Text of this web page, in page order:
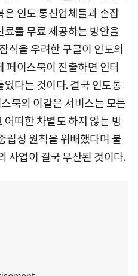
인도 통신업체들과 손잡
를 무료 제공하는 방안을
식을 우려한 구글이 인도의
페이스북이 진출하면 인터
다는 것이다. 결국 인도통
북의 이같은 서비스는 모든
떠한 차별도 하지 않는 방
립성 원칙을 위배했다며 불
사업이 결국 무산된 것이다.